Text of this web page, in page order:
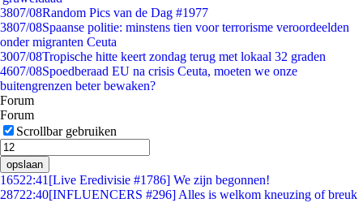
3807/08Random Pics van de Dag #1977
3807/08Spaanse politie: minstens tien voor terrorisme veroordeelden
onder migranten Ceuta
3007/08Tropische hitte keert zondag terug met lokaal 32 graden
4607/08Spoedberaad EU na crisis Ceuta, moeten we onze
buitengrenzen beter bewaken?
Forum
Forum
Scrollbar gebruiken
opslaan
16522:41 [Live Eredivisie #1786] We zijn begonnen!
28722:40[INFLUENCERS #296] Alles is welkom kneuzing of breuk